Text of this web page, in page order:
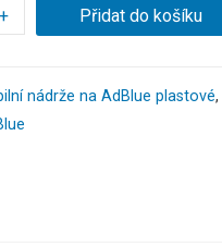
+ Přidat do košíku
nádrže na AdBlue plastové,